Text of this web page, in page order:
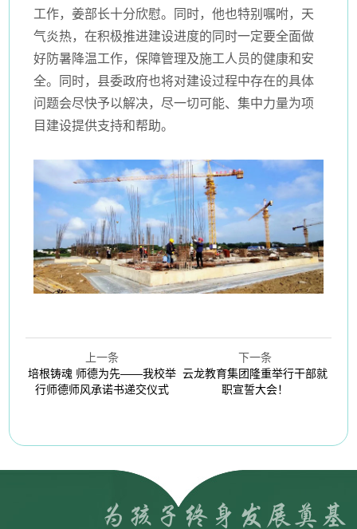
工作，姜部长十分欣慰。同时，他也特别嘱咐，天
气炎热，在积极推进建设进度的同时一定要全面做
好防暑降温工作，保障管理及施工人员的健康和安
全。同时，县委政府也将对建设过程中存在的具体
问题会尽快予以解决，尽一切可能、集中力量为项
目建设提供支持和帮助。
上一条
培根铸魂 师德为先——我校举
行师德师风承诺书递交仪式
下一条
云龙教育集团隆重举行干部就
职宣誓大会！